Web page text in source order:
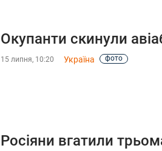
Окупанти скинули
15 липня, 10:20 Україна фото
Росіяни вгатили